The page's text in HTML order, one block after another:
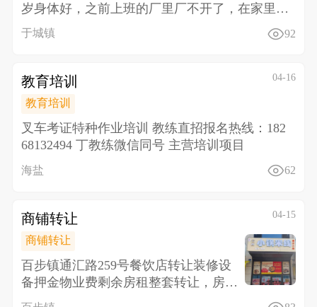
岁身体好，之前上班的厂里厂不开了，在家里待
不住，找于城范
于城镇 92
教育培训 04-16
教育培训
叉车考证特种作业培训 教练直招报名热线：182
68132494 丁教练微信同号 主营培训项目
海盐 62
商铺转让 04-15
商铺转让
百步镇通汇路259号餐饮店转让装修设
备押金物业费剩余房租整套转让，房租
还有5个月接手就能盈利，该店铺